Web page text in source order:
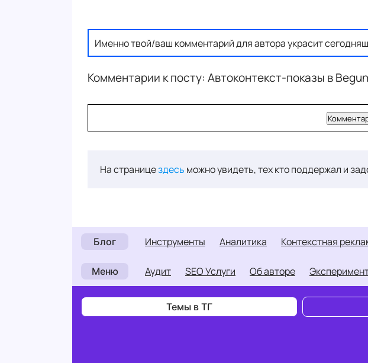
Именно твой/ваш комментарий для автора украсит
Комментарии к посту: Автоконтекст-показы в Begun
На страницездесь можно увидеть, тех кто поддержал и
Блог инструменты аналитика контекстная
Меню Аудит SEO Услуги Об авторе
Темы в ТГ